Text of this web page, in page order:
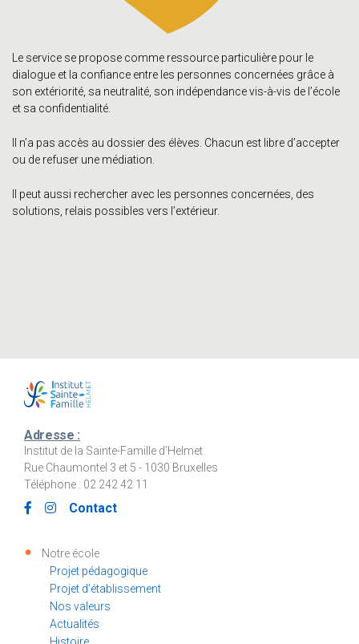
Le service se propose comme ressource particulière pour le
dialogue et la confiance entre les personnes concernées grâce à
son extériorité, sa neutralité, son indépendance vis-à-vis de l’école
et sa confidentialité.
Il n’a pas accès au dossier des élèves. Chacun est libre d’accepter
ou de refuser une médiation.
Il peut aussi rechercher avec les personnes concernées, des
solutions, relais possibles vers l’extérieur.
Adresse :
Institut de la Sainte-Famille d’Helmet
Rue Chaumontel 3 et 5 - 1030 Bruxelles
Téléphone : 02 242 42 11
Contact
Notre école
Projet pédagogique
Projet d’établissement
Nos valeurs
Actualités